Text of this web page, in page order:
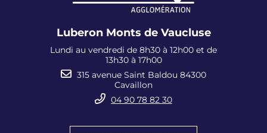
Luberon Monts de Vaucluse
Lundi au vendredi de 8h30 à 12h00 et de
13h30 à 17h00
315 avenue Saint Baldou 84300
Cavaillon
04 90 78 82 30